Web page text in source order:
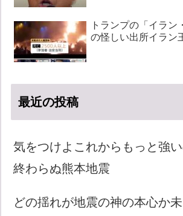
トランプの「イラン
の怪しい出所イラン
最近の投稿
気をつけよこれからもっと強
終わらぬ熊本地震
どの揺れが地震の神の本心か